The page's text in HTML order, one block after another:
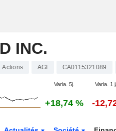
INC.
Actions AGI CA0115321089
Varia. 5j. Varia. 1
+18,74 % -